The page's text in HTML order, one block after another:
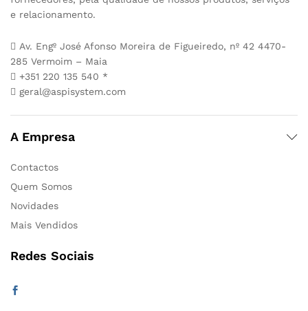
e relacionamento.
Av. Engº José Afonso Moreira de Figueiredo, nº 42 4470-
285 Vermoim – Maia
+351 220 135 540 *
geral@aspisystem.com
A Empresa
Contactos
Quem Somos
Novidades
Mais Vendidos
Redes Sociais